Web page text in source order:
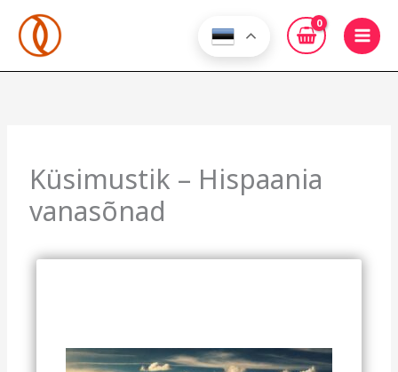
content
Küsimustik – Hispaania
vanasõnad